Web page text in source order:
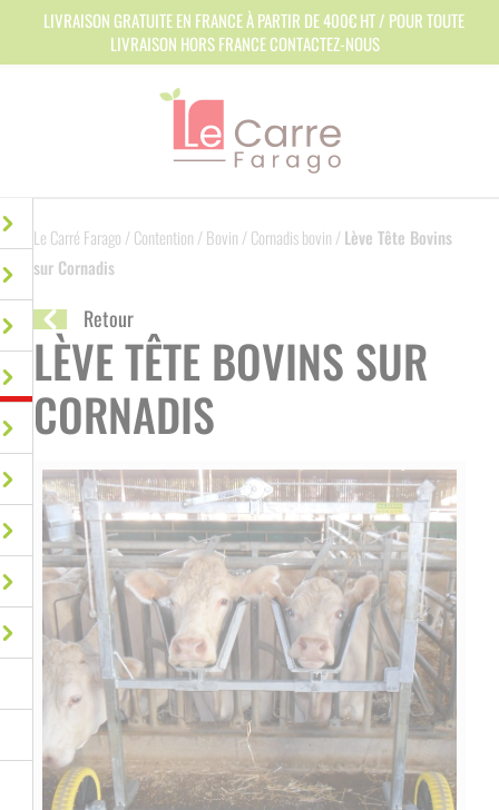
Le Carré Farago /Contention /Bovin /Cornadis bovin /Lève Tête Bovins
sur Cornadis
Retour
LÈVE TÊTE BOVINS SUR
CORNADIS
LIVRAISON GRATUITE EN FRANCE À PARTIR DE 400€ HT / POUR TOUTE
LIVRAISON HORS FRANCE CONTACTEZ-NOUS
Panneau de gestion des cookies